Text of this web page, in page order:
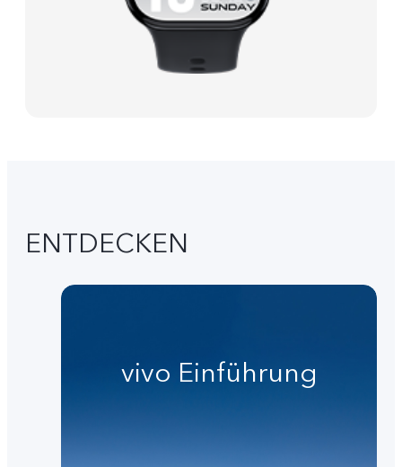
ENTDECKEN
vivo Einführung